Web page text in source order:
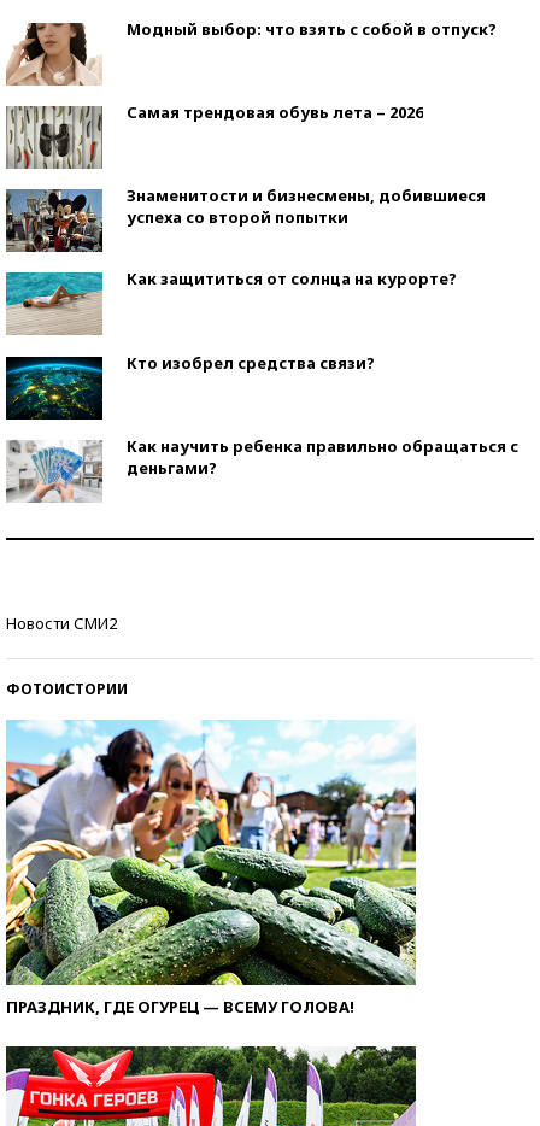
Модный выбор: что взять с собой в отпуск?
Самая трендовая обувь лета – 2026
Знаменитости и бизнесмены, добившиеся
успеха со второй попытки
Как защититься от солнца на курорте?
Кто изобрел средства связи?
Как научить ребенка правильно обращаться с
деньгами?
Новости СМИ2
ФОТОИСТОРИИ
ПРАЗДНИК, ГДЕ ОГУРЕЦ — ВСЕМУ ГОЛОВА!